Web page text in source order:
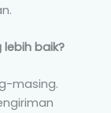
lebih baik?
masing.